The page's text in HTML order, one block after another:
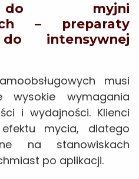
do myjni
– preparaty
intensywnej
musi
wysokie wymagania
i wydajności. Klienci
mycia, dlatego
na stanowiskach
po aplikacji.